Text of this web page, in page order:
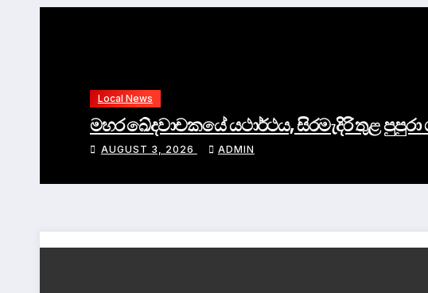
Local News
මහර ඛේදවාචකයේ යථාර්ථය, සිරමැදිරි තුළ
AUGUST 3, 2026 ADMIN